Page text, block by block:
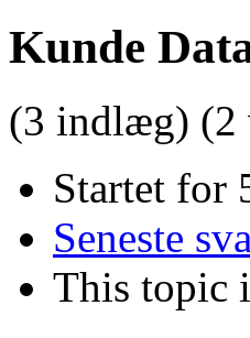
Kunde
(3 indlæg) (2
Startet for
Seneste
This topic